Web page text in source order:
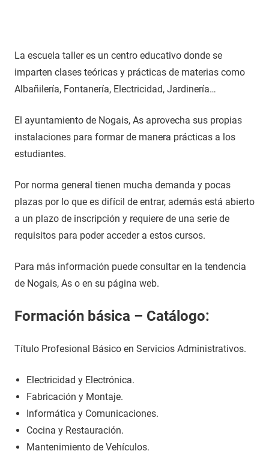
La escuela taller es un centro educativo donde se
imparten clases teóricas y prácticas de materias como
Albañilería, Fontanería, Electricidad, Jardinería…
El ayuntamiento de Nogais, As aprovecha sus propias
instalaciones para formar de manera prácticas a los
estudiantes.
Por norma general tienen mucha demanda y pocas
plazas por lo que es difícil de entrar, además está abierto
a un plazo de inscripción y requiere de una serie de
requisitos para poder acceder a estos cursos.
Para más información puede consultar en la tendencia
de Nogais, As o en su página web.
Formación básica – Catálogo:
Título Profesional Básico en Servicios Administrativos.
Electricidad y Electrónica.
Fabricación y Montaje.
Informática y Comunicaciones.
Cocina y Restauración.
Mantenimiento de Vehículos.